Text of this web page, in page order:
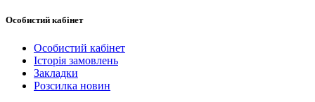
Особистий кабінет
Особистий кабінет
Історія замовлень
Закладки
Розсилка новин